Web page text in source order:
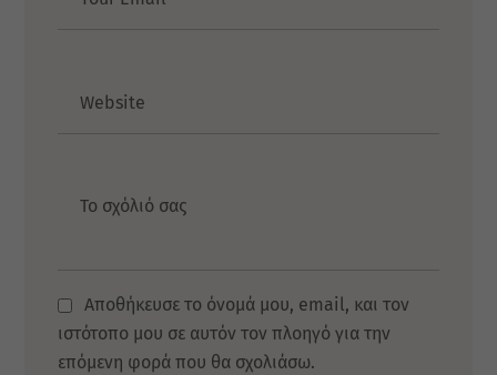
Αποθήκευσε το όνομά μου, email, και τον
ιστότοπο μου σε αυτόν τον πλοηγό για την
επόμενη φορά που θα σχολιάσω.